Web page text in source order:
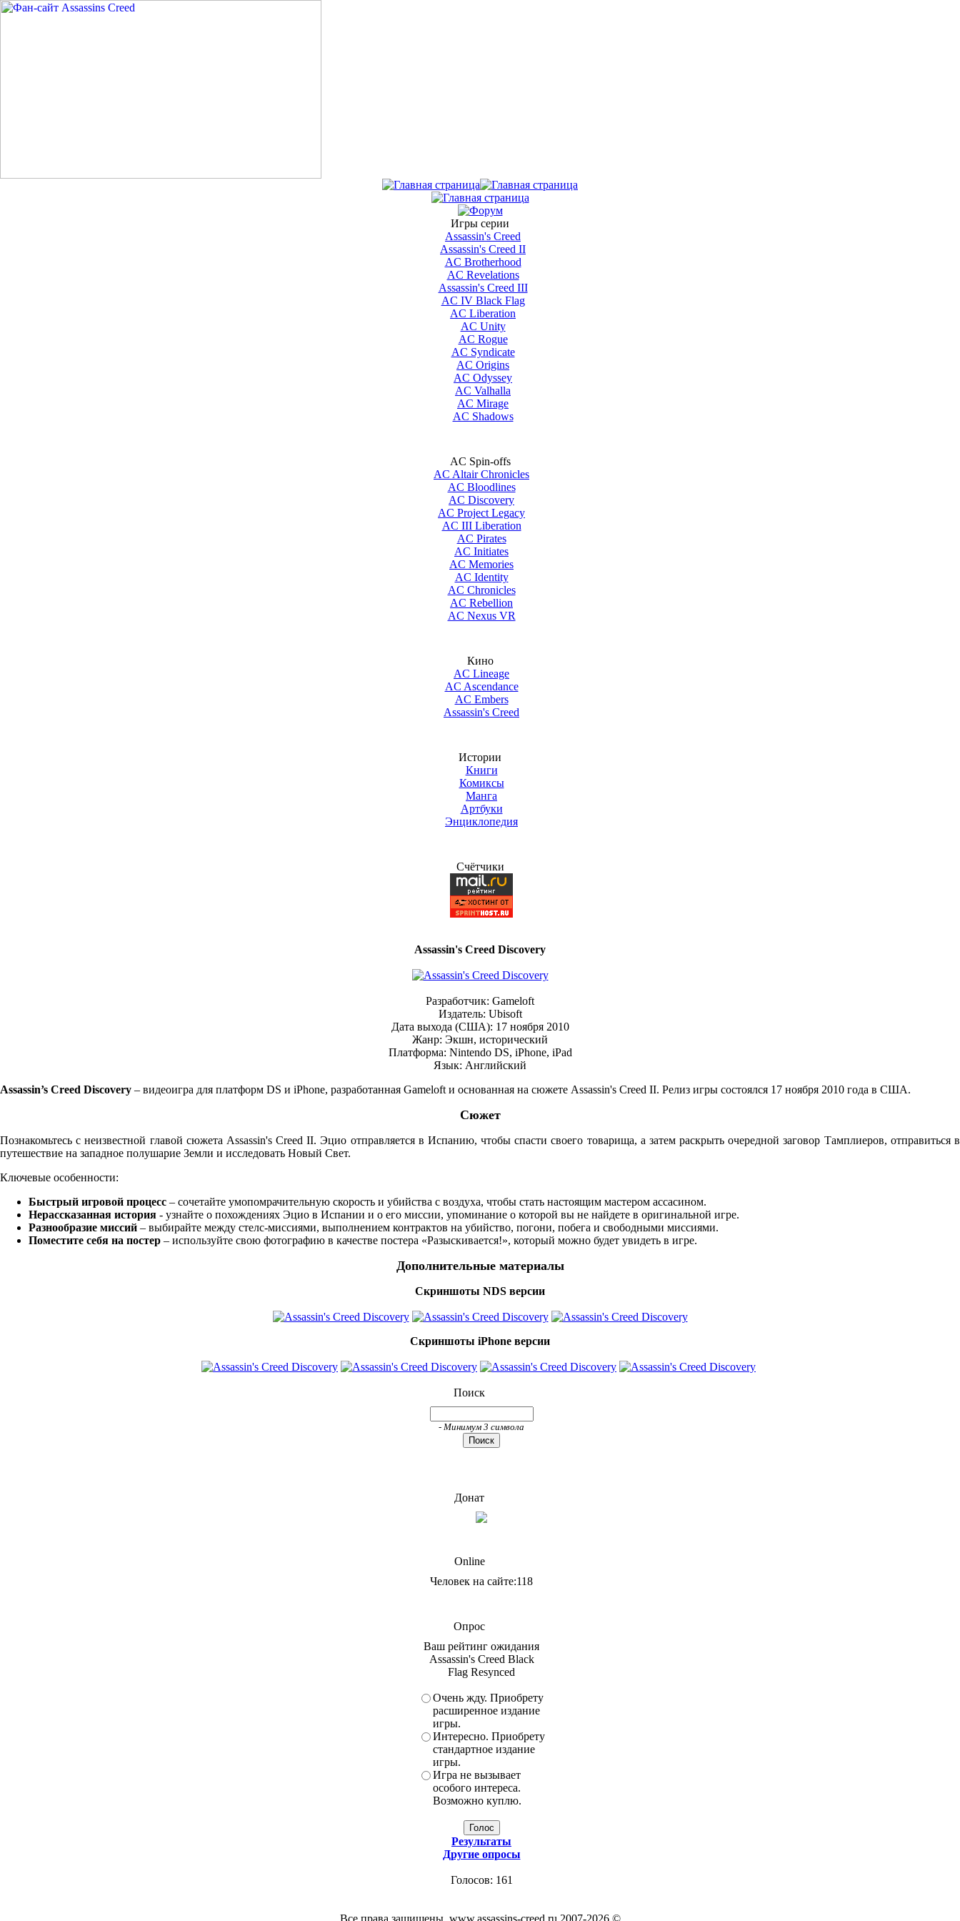
Игры серии
Assassin's Creed
Assassin's Creed II
AС Brotherhood
AC Revelations
Assassin's Creed III
AC IV Black Flag
AC Liberation
AC Unity
AC Rogue
AC Syndicate
AC Origins
AC Odyssey
AC Valhalla
AC Mirage
AC Shadows
AC Spin-offs
AC Altair Chronicles
AC Bloodlines
AC Discovery
AC Project Legacy
AC III Liberation
AC Pirates
AC Initiates
AC Memories
AC Identity
AC Chronicles
AC Rebellion
AC Nexus VR
Кино
AC Lineage
AC Ascendance
AC Embers
Assassin's Creed
Истории
Книги
Комиксы
Манга
Артбуки
Энциклопедия
Счётчики
Assassin's Creed Discovery
Разработчик: Gameloft
Издатель: Ubisoft
Дата выхода (США): 17 ноября 2010
Жанр: Экшн, исторический
Платформа: Nintendo DS, iPhone, iPad
Язык: Английский
Assassin’s Creed Discovery – видеоигра для платформ DS и iPhone, разработанная Gameloft и основанная на сюжете Assassin's Creed II. Релиз игры состоялся 17 ноября 2010 года в США.
Сюжет
Познакомьтесь с неизвестной главой сюжета Assassin's Creed II. Эцио отправляется в Испанию, чтобы спасти своего товарища, а затем раскрыть очередной заговор Тамплиеров, отправиться в
путешествие на западное полушарие Земли и исследовать Новый Свет.
Ключевые особенности:
Быстрый игровой процесс – сочетайте умопомрачительную скорость и убийства с воздуха, чтобы стать настоящим мастером ассасином.
Нерассказанная история - узнайте о похождениях Эцио в Испании и о его миссии, упоминание о которой вы не найдете в оригинальной игре.
Разнообразие миссий – выбирайте между стелс-миссиями, выполнением контрактов на убийство, погони, побега и свободными миссиями.
Поместите себя на постер – используйте свою фотографию в качестве постера «Разыскивается!», который можно будет увидеть в игре.
Дополнительные материалы
Скриншоты NDS версии
Скриншоты iPhone версии
Поиск
- Минимум 3 символа
Донат
Online
Человек на сайте:118
Опрос
Ваш рейтинг ожидания
Assassin's Creed Black
Flag Resynced
Очень жду. Приобрету
расширенное издание
игры.
Интересно. Приобрету
стандартное издание
игры.
Игра не вызывает
особого интереса.
Возможно куплю.
Результаты
Другие опросы
Голосов: 161
Все права защищены, www.assassins-creed.ru 2007-2026 ©